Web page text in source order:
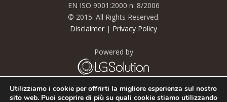
EN ISO 9001:2000 n. 8/2006
© 2015. All Rights Reserved.
Disclaimer | Privacy Policy
Powered by
Utilizziamo i cookie per offrirti la migliore esperienza sul nostro
sito web. Puoi scoprire di più su quali cookie stiamo utilizzando